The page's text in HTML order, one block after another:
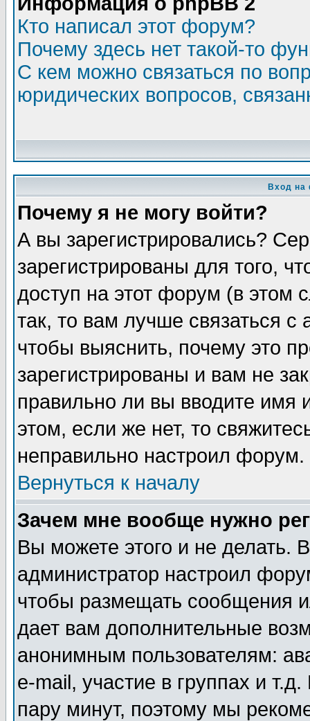
Кто написал этот форум?
Почему здесь нет такой-то
С кем можно связаться по
юридических вопросов,
Вход на
Почему я не могу войти?
А вы зарегистрировались?
зарегистрированы для того,
доступ на этот форум (в этом
так, то вам лучше связаться
чтобы выяснить, почему это
зарегистрированы и вам не
правильно ли вы вводите
этом, если же нет, то
неправильно настроил форум.
Вернуться к началу
Зачем мне вообще нужно
Вы можете этого и не делать.
администратор настроил
чтобы размещать сообщения
дает вам дополнительные
анонимным пользователям:
e-mail, участие в группах и
пару минут, поэтому мы